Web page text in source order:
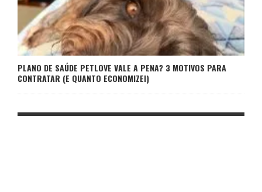
PLANO DE SAÚDE PETLOVE VALE A PENA? 3 MOTIVOS PARA
CONTRATAR (E QUANTO ECONOMIZEI)